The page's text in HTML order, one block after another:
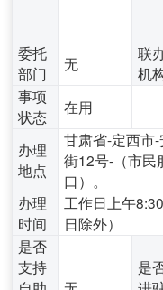
委托
部门
无
联
机
事项
状态
在用
办理
地点
甘肃省-定西市
街12号-（市民
口）。
办理
时间
工作日上午
日除外）
是否
支持
是